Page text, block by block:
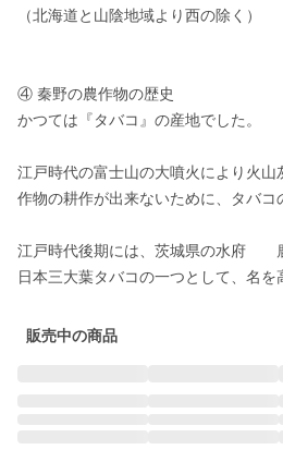
（北海道と山陰地域より西の除く）
④ 秦野の農作物の歴史
かつては『タバコ』の産地でした。
江戸時代の富士山の大噴火により火山
作物の耕作が出来ないために、タバコ
江戸時代後期には、茨城県の水府　　
日本三大葉タバコの一つとして、名を
販売中の商品